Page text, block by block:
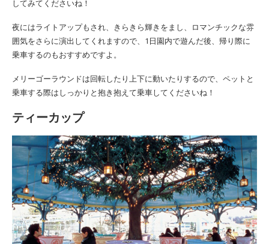
してみてくださいね！
夜にはライトアップもされ、きらきら輝きをまし、ロマンチックな雰
囲気をさらに演出してくれますので、1日園内で遊んだ後、帰り際に
乗車するのもおすすめですよ。
メリーゴーラウンドは回転したり上下に動いたりするので、ペットと
乗車する際はしっかりと抱き抱えて乗車してくださいね！
ティーカップ